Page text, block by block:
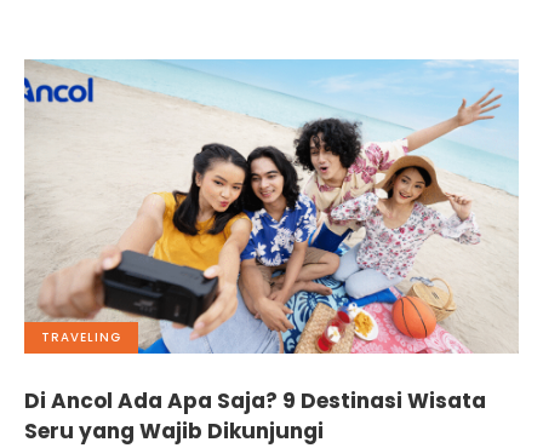
TRAVELING
Di Ancol Ada Apa Saja? 9 Destinasi Wisata
Seru yang Wajib Dikunjungi